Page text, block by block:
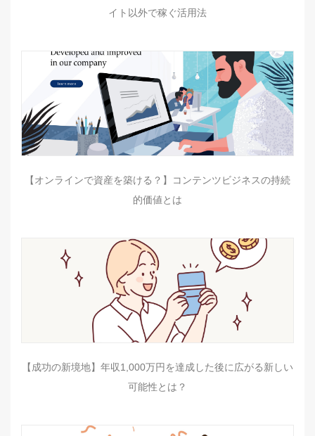
イト以外で稼ぐ活用法
【オンラインで資産を築ける？】コンテンツビジネスの持続
的価値とは
【成功の新境地】年収1,000万円を達成した後に広がる新しい
可能性とは？